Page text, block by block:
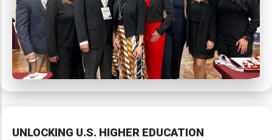
UNLOCKING U.S. HIGHER EDUCATION